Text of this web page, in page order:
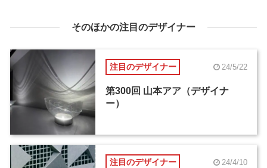
そのほかの注目のデザイナー
注目のデザイナー 24/5/22
第300回 山本アア（デザイナ
ー）
注目のデザイナー 24/4/10